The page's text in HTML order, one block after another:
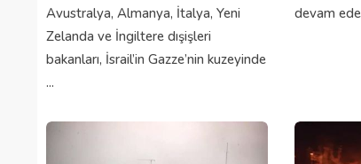
Avustralya, Almanya, İtalya, Yeni
Zelanda ve İngiltere dışişleri
bakanları, İsrail’in Gazze’nin kuzeyinde
...
devam